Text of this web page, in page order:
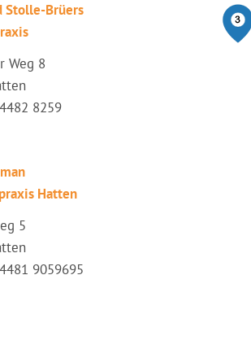
Stolle-Brüers
Weg 8
8259
Hatten
5
9059695